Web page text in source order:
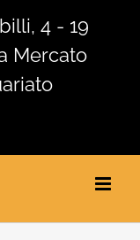
4 - 19
Mercato